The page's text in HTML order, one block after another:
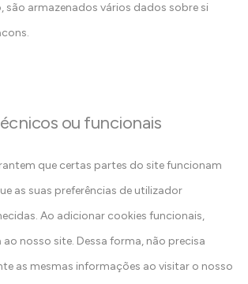
são armazenados vários dados sobre si
ou funcionais
que certas partes do site funcionam
as suas preferências de utilizador
Ao adicionar cookies funcionais,
nosso site. Dessa forma, não precisa
as mesmas informações ao visitar o nosso